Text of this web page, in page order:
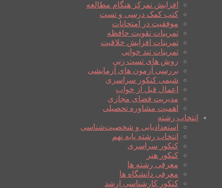
افزایش تمرکز هنگام مطالعه
کتب کمک درسی و تست
موفقیت در امتحانات
تمرینات تقویت حافظه
تمرینات افزایش خلاقیت
تمرینات تند خوانی
روش های تست زنی
بررسی آزمون های آزمایشی
شیمی کنکور سراسری
اعمال قبل از خواب
مدیریت فضای مجازی
اهمیت مشاوره تحصیلی
انتخاب رشته
استعدادیابی و شخصیت‌شناسی
انتخاب رشته پایه نهم
کنکور سراسری
کنکور هنر
معرفی رشته ها
معرفی دانشگاه ها
کنکور کارشناسی ارشد